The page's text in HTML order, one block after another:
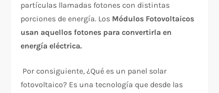
partículas llamadas fotones con distintas
porciones de energía. Los Módulos Fotovoltaicos
usan aquellos fotones para convertirla en
energía eléctrica.
Por consiguiente, ¿Qué es un panel solar
fotovoltaico? Es una tecnología que desde las